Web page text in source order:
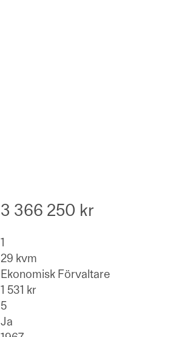
3 366 250 kr
1
29 kvm
Ekonomisk Förvaltare
1 531 kr
5
Ja